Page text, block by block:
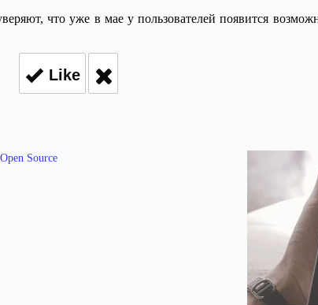
что уже в мае у пользователей появится
Like
Source